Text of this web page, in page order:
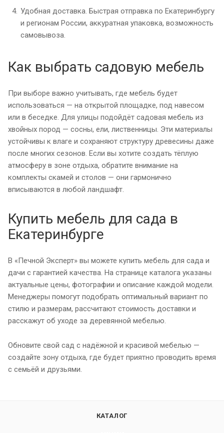
Удобная доставка. Быстрая отправка по Екатеринбургу
и регионам России, аккуратная упаковка, возможность
самовывоза.
Как выбрать садовую мебель
При выборе важно учитывать, где мебель будет
использоваться — на открытой площадке, под навесом
или в беседке. Для улицы подойдёт садовая мебель из
хвойных пород — сосны, ели, лиственницы. Эти материалы
устойчивы к влаге и сохраняют структуру древесины даже
после многих сезонов. Если вы хотите создать тёплую
атмосферу в зоне отдыха, обратите внимание на
комплекты скамей и столов — они гармонично
вписываются в любой ландшафт.
Купить мебель для сада в
Екатеринбурге
В «Печной Эксперт» вы можете купить мебель для сада и
дачи с гарантией качества. На странице каталога указаны
актуальные цены, фотографии и описание каждой модели.
Менеджеры помогут подобрать оптимальный вариант по
стилю и размерам, рассчитают стоимость доставки и
расскажут об уходе за деревянной мебелью.
Обновите свой сад с надёжной и красивой мебелью —
создайте зону отдыха, где будет приятно проводить время
с семьёй и друзьями.
КАТАЛОГ